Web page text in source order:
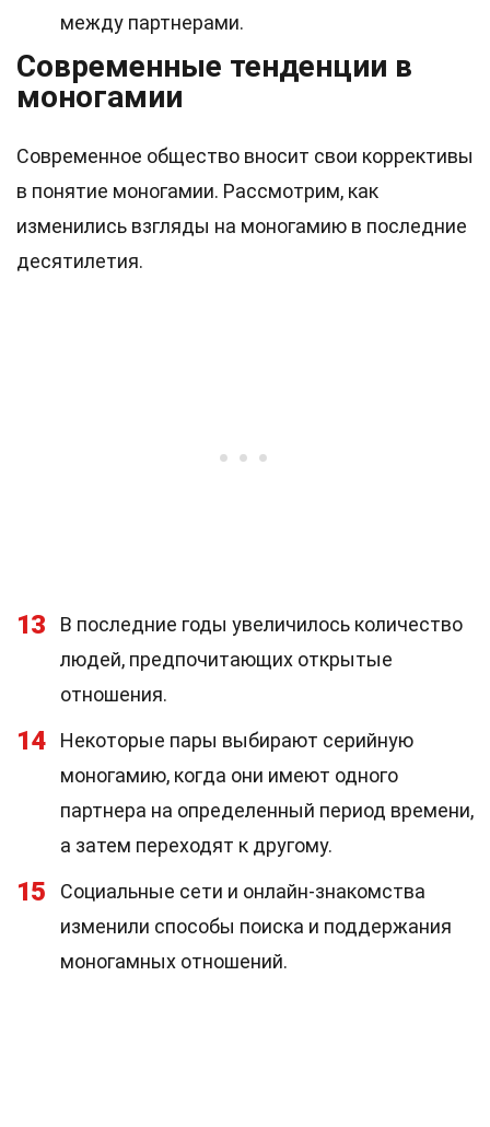
между партнерами.
Современные тенденции в
моногамии
Современное общество вносит свои коррективы
в понятие моногамии. Рассмотрим, как
изменились взгляды на моногамию в последние
десятилетия.
13
В последние годы увеличилось количество
людей, предпочитающих открытые
отношения.
14
Некоторые пары выбирают серийную
моногамию, когда они имеют одного
партнера на определенный период времени,
а затем переходят к другому.
15
Социальные сети и онлайн-знакомства
изменили способы поиска и поддержания
моногамных отношений.